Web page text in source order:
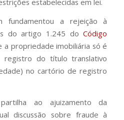
estabelecidas em lei.
fundamentou a rejeição à
do artigo 1.245 doCódigo
a propriedade imobiliária só é
registro do título translativo
no cartório de registro
ao ajuizamento da
discussão sobre fraude à